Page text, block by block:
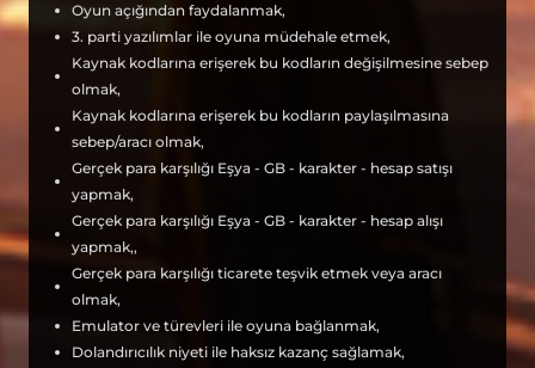
Oyun açığından faydalanmak,
3. parti yazılımlar ile oyuna müdehale etmek,
Kaynak kodlarına erişerek bu kodların değişilmesine sebep
olmak,
Kaynak kodlarına erişerek bu kodların paylaşılmasına
sebep/aracı olmak,
Gerçek para karşılığı Eşya - GB - karakter - hesap satışı
yapmak,
Gerçek para karşılığı Eşya - GB - karakter - hesap alışı
yapmak,,
Gerçek para karşılığı ticarete teşvik etmek veya aracı
olmak,
Emulator ve türevleri ile oyuna bağlanmak,
Dolandırıcılık niyeti ile haksız kazanç sağlamak,